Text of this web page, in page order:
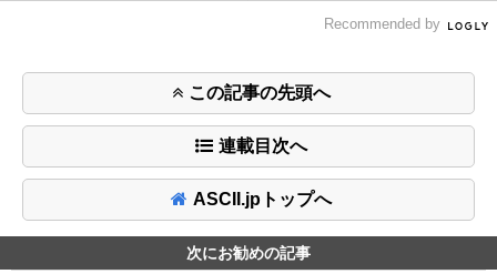
Recommended by
この記事の先頭へ
連載目次へ
ASCII.jpトップへ
次にお勧めの記事